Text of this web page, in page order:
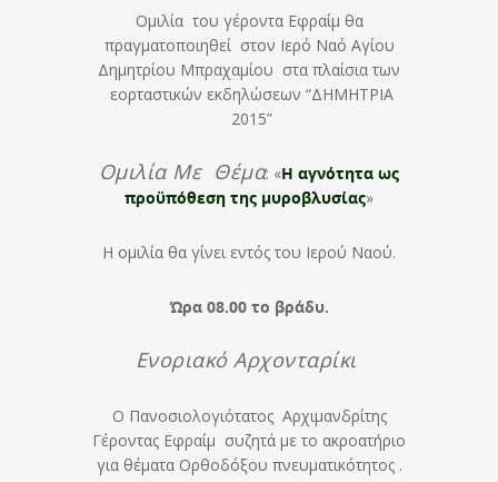
Ομιλία του γέροντα Εφραίμ θα
πραγματοποιηθεί στον Ιερό Ναό Αγίου
Δημητρίου Μπραχαμίου στα πλαίσια των
εορταστικών εκδηλώσεων “ΔΗΜΗΤΡΙΑ
2015”
Ομιλία Με Θέμα: «Η αγνότητα ως
προϋπόθεση της μυροβλυσίας»
Η ομιλία θα γίνει εντός του Ιερού Ναού.
Ώρα 08.00 το βράδυ.
Ενοριακό Αρχονταρίκι
Ο Πανοσιολογιότατος Αρχιμανδρίτης
Γέροντας Εφραίμ συζητά με το ακροατήριο
για θέματα Ορθοδόξου πνευματικότητος .